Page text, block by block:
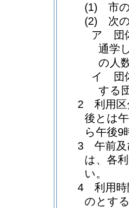
(1) 市の
(2) 次の
ア 団
通学
の人
イ 団
する
2 利用区
後とは
ら午後9
3 午前及
は、各
い。
4 利用時
のとす